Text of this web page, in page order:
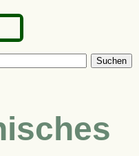
Suchen